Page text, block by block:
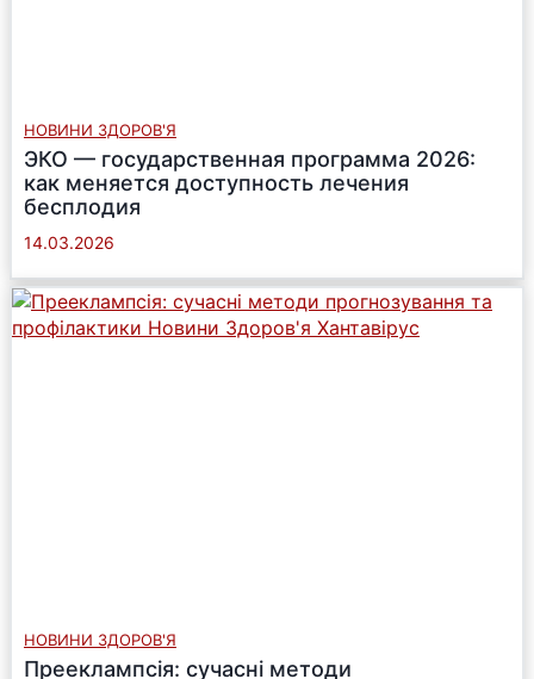
НОВИНИ ЗДОРОВ'Я
ЭКО — государственная программа 2026:
как меняется доступность лечения
бесплодия
14.03.2026
НОВИНИ ЗДОРОВ'Я
Прееклампсія: сучасні методи